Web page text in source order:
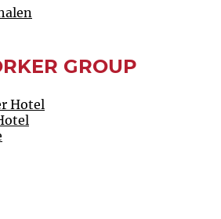
GROUP
Hotel